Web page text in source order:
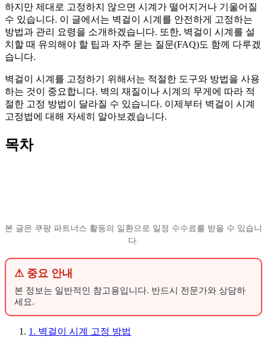
하지만 제대로 고정하지 않으면 시계가 떨어지거나 기울어질
수 있습니다. 이 글에서는 벽걸이 시계를 안전하게 고정하는
방법과 관리 요령을 소개하겠습니다. 또한, 벽걸이 시계를 설
치할 때 유의해야 할 팁과 자주 묻는 질문(FAQ)도 함께 다루겠
습니다.
벽걸이 시계를 고정하기 위해서는 적절한 도구와 방법을 사용
하는 것이 중요합니다. 벽의 재질이나 시계의 무게에 따라 적
절한 고정 방법이 달라질 수 있습니다. 이제부터 벽걸이 시계
고정법에 대해 자세히 알아보겠습니다.
목차
본 글은 쿠팡 파트너스 활동의 일환으로 일정 수수료를 받을 수 있습니
다.
⚠ 중요 안내
본 정보는 일반적인 참고용입니다. 반드시 전문가와 상담하
세요.
1. 벽걸이 시계 고정 방법